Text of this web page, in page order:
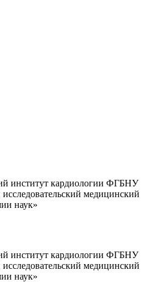
институт кардиологии ФГБНУ
медицинский
наук»
институт кардиологии ФГБНУ
медицинский
наук»